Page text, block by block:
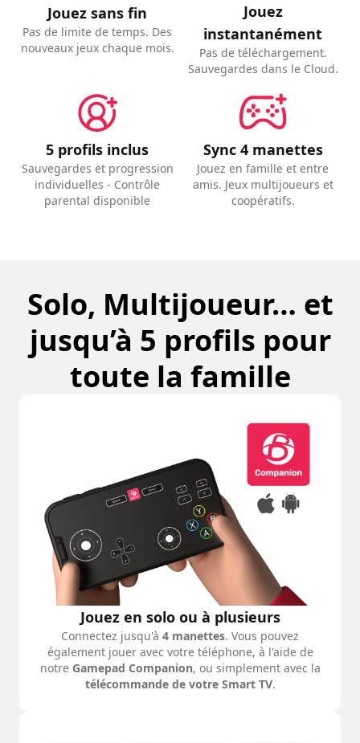
Jouez sans fin
Pas de limite de temps. Des
nouveaux jeux chaque mois.
Jouez
instantanément
Pas de téléchargement.
Sauvegardes dans le Cloud.
5 profils inclus
Sauvegardes et progression
individuelles - Contrôle
parental disponible
Sync 4 manettes
Jouez en famille et entre
amis. Jeux multijoueurs et
coopératifs.
Solo, Multijoueur… et
jusqu’à 5 profils pour
toute la famille
Jouez en solo ou à plusieurs
Connectez jusqu'à 4 manettes. Vous pouvez
également jouer avec votre téléphone, à l'aide de
notre Gamepad Companion, ou simplement avec la
télécommande de votre Smart TV.